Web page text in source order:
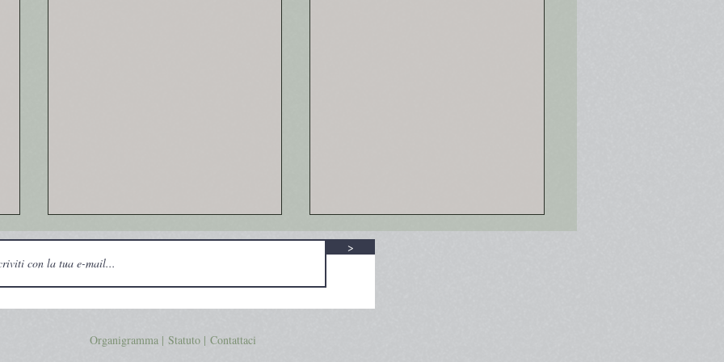
>
Organigramma | Statuto| Contattaci